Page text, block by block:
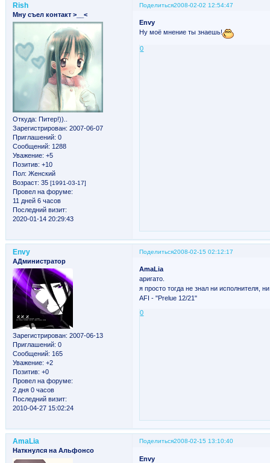
Поделиться2008-02-02 12:54:47
Rish
Мну съел контакт >__<
Откуда: Питер!))..
Зарегистрирован: 2007-06-07
Приглашений: 0
Сообщений: 1288
Уважение: +5
Позитив: +10
Пол: Женский
Возраст: 35[1991-03-17]
Провел на форуме:
11 дней 6 часов
Последний визит:
2020-01-14 20:29:43
Envy
Ну моё мнение ты знаешь!
0
Поделиться2008-02-15 02:12:17
Envy
АДминистратор
Зарегистрирован: 2007-06-13
Приглашений: 0
Сообщений: 165
Уважение: +2
Позитив: +0
Провел на форуме:
2 дня 0 часов
Последний визит:
2010-04-27 15:02:24
AmaLia
аригато.
я просто тогда не знал ни исполнителя,
AFI - "Prelue 12/21"
0
Поделиться2008-02-15 13:10:40
AmaLia
Наткнулся на Альфонсо
Envy